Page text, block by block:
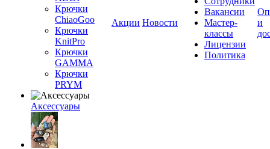
Крючки
ChiaoGoo
Крючки
KnitPro
Крючки
GAMMA
Крючки
PRYM
Аксессуары
Акции Новости
Вакансии
Мастер-
классы
Лицензии
Политика
и